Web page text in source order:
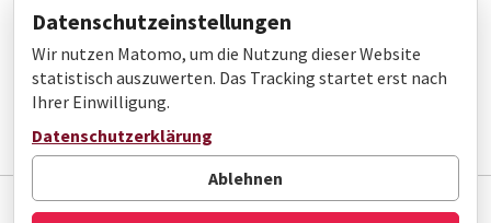
Impressum Datenschutz Barrierefreiheit
Datenschutzeinstellungen
Wir nutzen Matomo, um die Nutzung dieser Website
statistisch auszuwerten. Das Tracking startet erst nach
Ihrer Einwilligung.
Datenschutzerklärung
Ablehnen